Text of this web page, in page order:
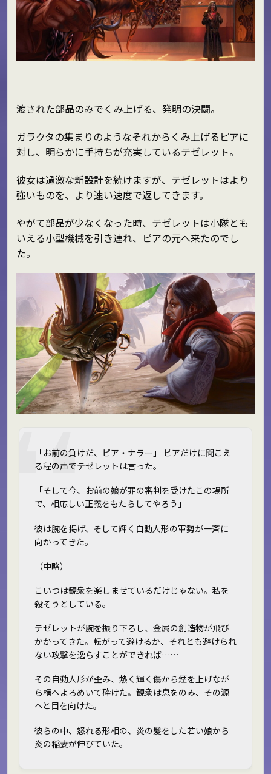
渡された部品のみでくみ上げる、発明の決闘。
ガラクタの集まりのようなそれからくみ上げるピアに
対し、明らかに手持ちが充実しているテゼレット。
彼女は過激な新設計を続けますが、テゼレットはより
強いものを、より速い速度で返してきます。
やがて部品が少なくなった時、テゼレットは小隊とも
いえる小型機械を引き連れ、ピアの元へ来たのでし
た。
「お前の負けだ、ピア・ナラー」 ピアだけに聞こえ
る程の声でテゼレットは言った。
「そして今、お前の娘が罪の審判を受けたこの場所
で、相応しい正義をもたらしてやろう」
彼は腕を掲げ、そして輝く自動人形の軍勢が一斉に
向かってきた。
（中略）
こいつは観衆を楽しませているだけじゃない。私を
殺そうとしている。
テゼレットが腕を振り下ろし、金属の創造物が飛び
かかってきた。転がって避けるか、それとも避けられ
ない攻撃を逸らすことができれば……
その自動人形が歪み、熱く輝く傷から煙を上げなが
ら横へよろめいて砕けた。観衆は息をのみ、その源
へと目を向けた。
彼らの中、怒れる形相の、炎の髪をした若い娘から
炎の稲妻が伸びていた。